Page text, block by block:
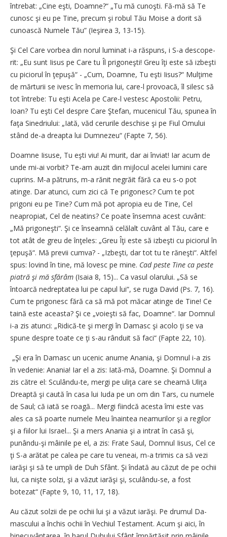
întrebat: „Cine eşti, Doamne?“ „Tu mă cunoşti. Fă-mă să Te
cunosc şi eu pe Tine, precum şi robul Tău Moise a dorit să
cunoască Numele Tău” (Ieşirea 3, 13-15).
Şi Cel Care vorbea din norul luminat i-a răspuns, i S-a descope­
rit: „Eu sunt Iisus pe Care tu Îl prigoneşti! Greu îţi este să izbeşti
cu piciorul în ţepuşă“ - „Cum, Doamne, Tu eşti Iisus?“ Mul­ţime
de mărturii se ivesc în memoria lui, care-l provoacă, îl silesc să
tot întrebe: Tu eşti Acela pe Care-l vestesc Apostolii: Petru,
Ioan? Tu eşti Cel despre Care Ştefan, mucenicul Tău, spunea în
faţa Sinedriului: „Iată, văd cerurile deschise şi pe Fiul Omului
stând de-a dreapta lui Dumnezeu“ (Fapte 7, 56).
Doamne Iisuse, Tu eşti viu! Ai murit, dar ai înviat! Iar acum de
unde mi-ai vorbit? Te-am auzit din mijlocul acelei lumini care
cuprins. M-a pătruns, m-a rănit negrăit fără ca eu s-o pot
atinge. Dar atunci, cum zici că Te prigonesc? Cum te pot
prigoni eu pe Tine? Cum mă pot apropia eu de Tine, Cel
neapropiat, Cel de neatins? Ce poate însemna acest cuvânt:
„Mă prigoneşti“. Şi ce în­seamnă celălalt cuvânt al Tău, care e
tot atât de greu de înţeles: „Greu Îţi este să izbeşti cu piciorul în
ţepuşă“. Mă previi cumva? - „Izbeşti, dar tot tu te răneşti“. Altfel
spus: lovind în tine, mă lovesc pe mine. Cad peste Tine ca peste
piatră şi mă sfărâm (Isaia 8, 15)... Ca vasul olarului. „Să se
întoarcă nedreptatea lui pe capul lui“, se ruga David (Ps. 7, 16).
Cum te prigonesc fără ca să mă pot măcar atinge de Tine! Ce
taină este aceasta? Şi ce „voieşti să fac, Doamne“. Iar Domnul
i-a zis atunci: „Ridică-te şi mergi în Damasc şi acolo ţi se va
spune despre toate ce ţi s-au rânduit să faci“ (Fapte 22, 10).
„Şi era în Damasc un ucenic anume Anania, şi Domnul i-a zis
în vedenie: Anania! Iar el a zis: Iată-mă, Doamne. Şi Domnul a
zis către el: Sculându-te, mergi pe uliţa care se cheamă Uliţa
Dreaptă şi caută în casa lui Iuda pe un om din Tars, cu numele
de Saul; că iată se roagă... Mergi fiindcă acesta îmi este vas
ales ca să poarte numele Meu înaintea neamurilor şi a regilor
şi a fiilor lui Israel... Şi a mers Anania şi a intrat în casă şi,
punându-şi mâinile pe el, a zis: Frate Saul, Domnul Iisus, Cel ce
ţi S-a arătat pe calea pe care tu ve­neai, m-a trimis ca să vezi
iarăşi şi să te umpli de Duh Sfânt. Şi îndată au căzut de pe ochii
lui, ca nişte solzi, şi a văzut iarăşi şi, scu­lân­du-se, a fost
botezat“ (Fapte 9, 10, 11, 17, 18).
Au căzut solzii de pe ochii lui şi a văzut iarăşi. Pe drumul Da­
mascului a închis ochii în Vechiul Testament. Acum şi aici, în